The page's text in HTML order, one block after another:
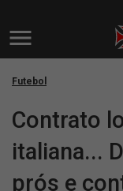
Futebol
Contrato
italiana...
prós e